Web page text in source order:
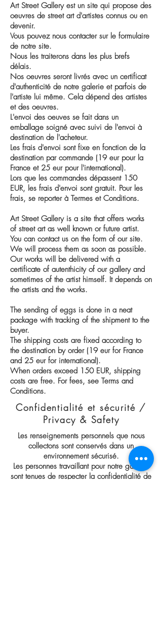
Art Street Gallery est un site qui propose des
oeuvres de street art d'artistes connus ou en
devenir.
Vous pouvez nous contacter sur le formulaire
de notre site.
Nous les traiterons dans les plus brefs
délais.
Nos oeuvres seront livrés avec un certificat
d'authenticité de notre galerie et parfois de
l'artiste lui même. Cela dépend des artistes
et des oeuvres.
L'envoi des oeuves se fait dans un
emballage soigné avec suivi de l'envoi à
destination de l'acheteur.
Les frais d'envoi sont fixe en fonction de la
destination par commande (19 eur pour la
France et 25 eur pour l'international).
Lors que les commandes dépassent 150
EUR, les frais d'envoi sont gratuit. Pour les
frais, se reporter à Termes et Conditions.
Art Street Gallery is a site that offers works
of street art as well known or future artist.
You can contact us on the form of our site.
We will process them as soon as possible.
Our works will be delivered with a
certificate of autenthicity of our gallery and
sometimes of the artist himself. It depends on
the artists and the works.
The sending of eggs is done in a neat
package with tracking of the shipment to the
buyer.
The shipping costs are fixed according to
the destination by order (19 eur for France
and 25 eur for international).
When orders exceed 150 EUR, shipping
costs are free. For fees, see Terms and
Conditions.
Confidentialité et sécurité /
Privacy & Safety
Les renseignements personnels que nous
collectons sont conservés dans un
environnement sécurisé.
Les personnes travaillant pour notre gallerie
sont tenues de respecter la confidentialité de